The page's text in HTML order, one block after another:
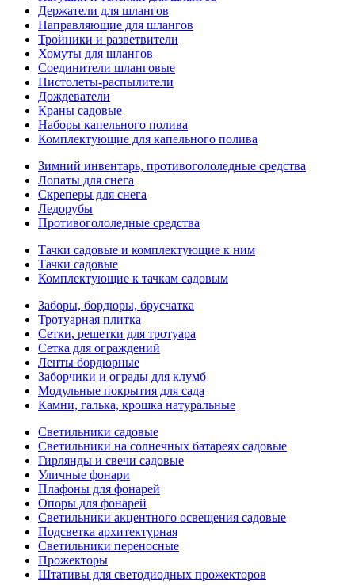
Держатели для шлангов
Направляющие для шлангов
Тройники и разветвители
Хомуты для шлангов
Соединители шланговые
Пистолеты-распылители
Дождеватели
Краны садовые
Наборы капельного полива
Комплектующие для капельного полива
Зимний инвентарь, противогололедные средства
Лопаты для снега
Скреперы для снега
Ледорубы
Противогололедные средства
Тачки садовые и комплектующие к ним
Тачки садовые
Комплектующие к тачкам садовым
Заборы, бордюры, брусчатка
Тротуарная плитка
Сетки, решетки для тротуара
Сетка для ограждений
Ленты бордюрные
Заборчики и ограды для клумб
Модульные покрытия для сада
Камни, галька, крошка натуральные
Светильники садовые
Светильники на солнечных батареях садовые
Гирлянды и свечи садовые
Уличные фонари
Плафоны для фонарей
Опоры для фонарей
Светильники акцентного освещения садовые
Подсветка архитектурная
Светильники переносные
Прожекторы
Штативы для светодиодных прожекторов